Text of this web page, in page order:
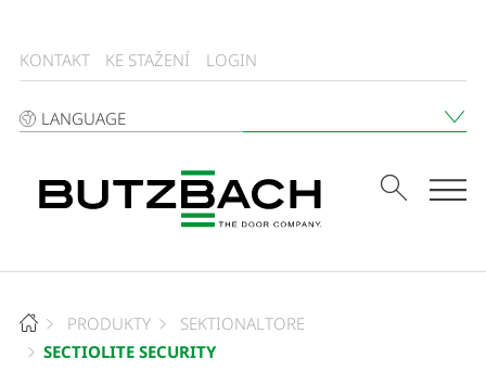
KONTAKT KE STAŽENÍ LOGIN
LANGUAGE
PRODUKTY
SEKTIONALTORE
SECTIOLITE SECURITY